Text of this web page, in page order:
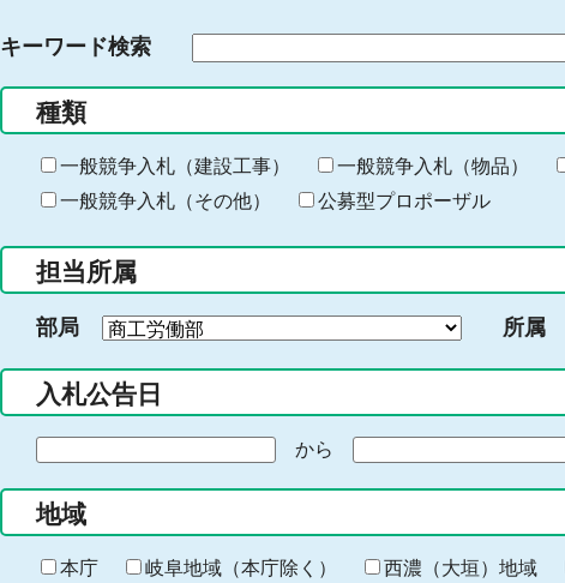
キーワード検索
る
キ
ー
ー
入
力
種類
一般競争入札（建設工事） 一般競争入札（物品）
一般競争入札（その他）
公募型プロポーザル
担当所属
部局 所属
入札公告日
の
始
ま
から
終
わ
地域
本庁 岐阜地域（本庁除く） 西濃（大垣）地域